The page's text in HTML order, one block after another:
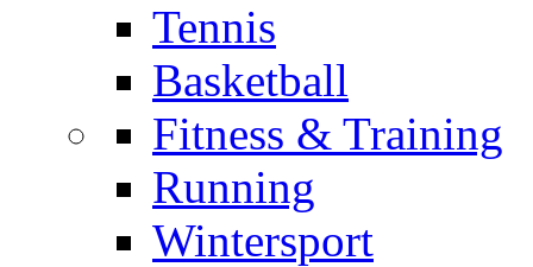
Tennis
Basketball
Fitness & Training
Running
Wintersport